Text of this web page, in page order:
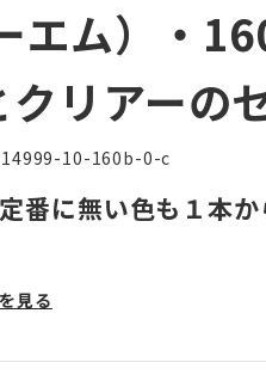
エム）・
クリアーの
14999-10-160b-0-c
定番に無い色も１本
見る